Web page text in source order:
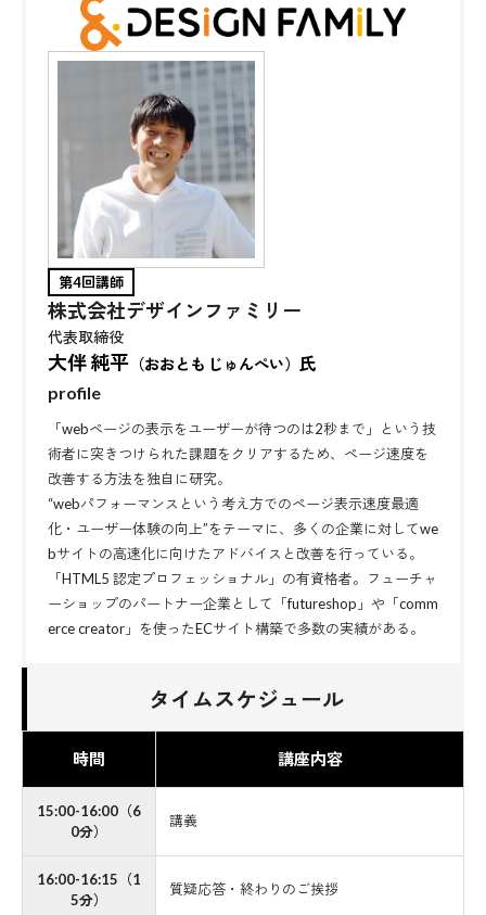
第4回講師
株式会社デザインファミリー
代表取締役
大伴 純平 （おおとも じゅんぺい）
氏
profile
「webページの表示をユーザーが待つのは2秒まで」という技
術者に突きつけられた課題をクリアするため、ページ速度を
改善する方法を独自に研究。
“webパフォーマンスという考え方でのページ表示速度最適
化・ユーザー体験の向上”をテーマに、多くの企業に対してwe
bサイトの高速化に向けたアドバイスと改善を行っている。
「HTML5 認定プロフェッショナル」の有資格者。フューチャ
ーショップのパートナー企業として「futureshop」や「comm
erce creator」を使ったECサイト構築で多数の実績がある。
タイムスケジュール
時間 講座内容
15:00-16:00（6
0分）
講義
16:00-16:15（1
5分）
質疑応答・終わりのご挨拶